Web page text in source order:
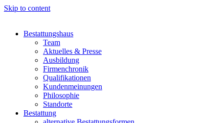
Skip to content
Bestattungshaus
Team
Aktuelles & Presse
Ausbildung
Firmenchronik
Qualifikationen
Kundenmeinungen
Philosophie
Standorte
Bestattung